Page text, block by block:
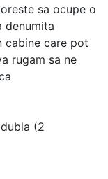
sa ocupe o
denumita
cabine care pot
rugam sa ne
(2